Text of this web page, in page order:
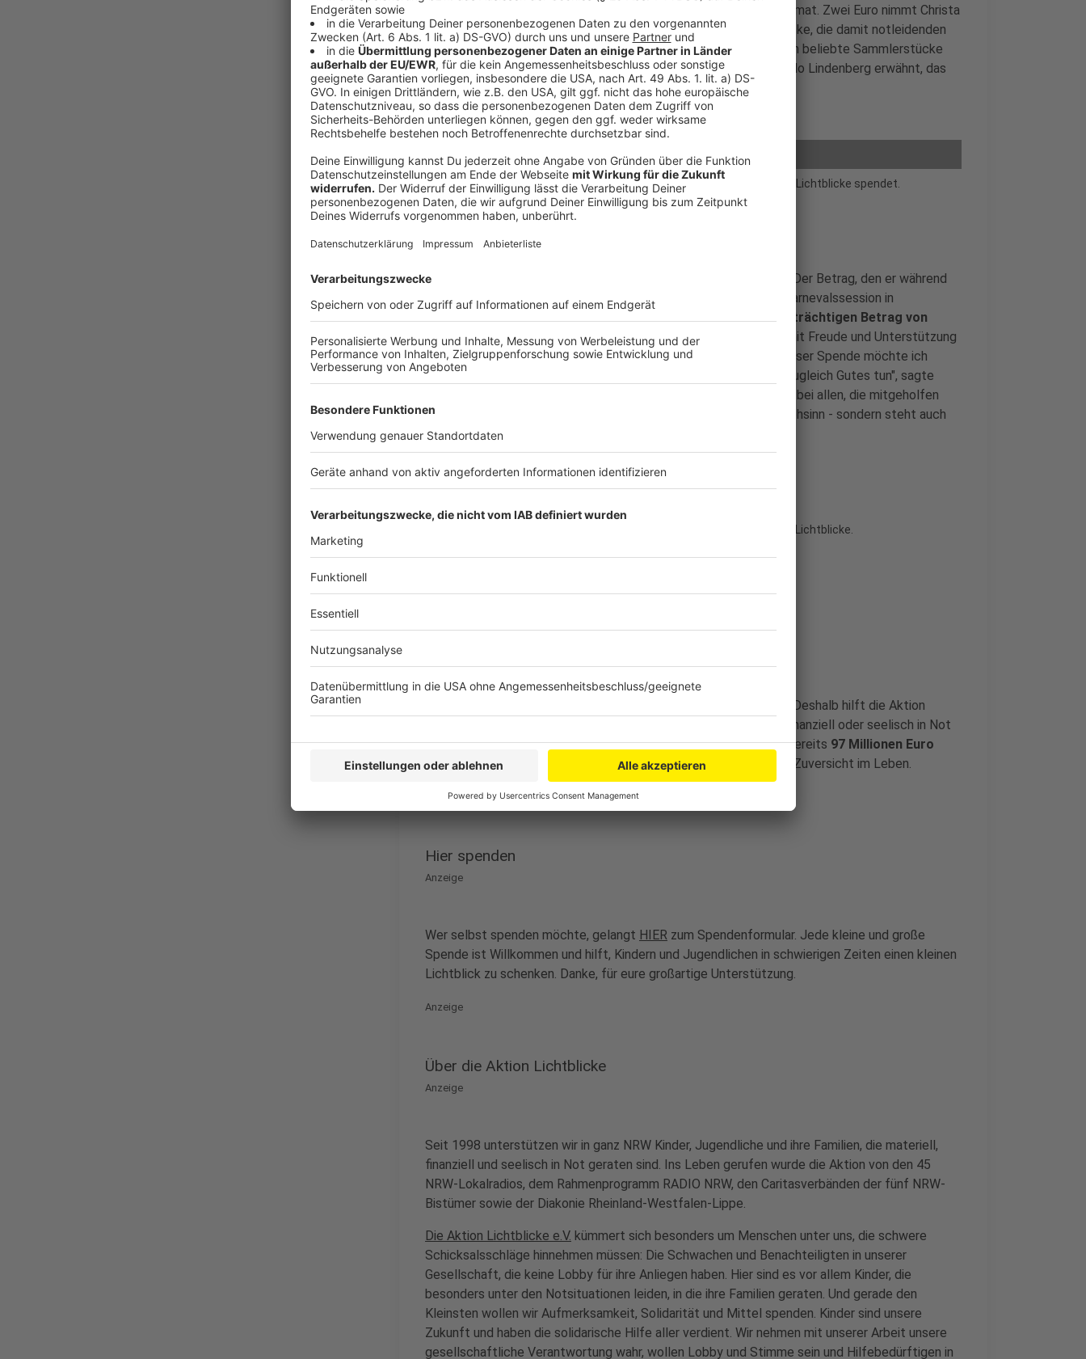
Bündchen ein Anhänger - fertig ist die "Udo-Socke" im Miniaturformat. Zwei Euro nimmt Christa
dafür. Die Einnahmen spendet sie komplett an die Aktion Lichtblicke, die damit notleidenden
Familien in NRW hilft. Die grünen"Udo-Söckchen"sind inzwischen beliebte Sammlerstücke
bei Lindenberg-Fans geworden und sie sind sogar im Buch über Udo Lindenberg erwähnt, das
sein Freund und stiller Kumpan Hanspeter Dickel geschrieben hat.
Anzeige
© Radio WMW
So sehen die Udo-Socken von Christa Siffel aus, die immer für Aktion Lichtblicke spendet.
Anzeige
Knapp 2.000 Euro für die Aktion Lichtblicke von Prinz Thorsten I. Der Betrag, den er während
seiner Tour durch die Säle und zahlreichen Veranstaltungen der Karnevalssession in
Gelsenkirchen sammelte, rundete er persönlich auf einensymbolträchtigen Betrag von
1.904 Euroauf (Gründungsjahr des FC Schalke 04) und bringt damit Freude und Unterstützung
für Kinder und Jugendliche in Not in Nordrhein-Westfalen. "Mit dieser Spende möchte ich
meiner Liebe zum närrischen Brauchtum Ausdruck verleihen und zugleich Gutes tun", sagte
Thorsten I. bei der Übergabe. Der Ex-Prinz bedankte sich herzlich bei allen, die mitgeholfen
haben, diesen Betrag zu erreichen. Karneval sorgt nicht nur für Frohsinn - sondern steht auch
für den guten Zweck.
Anzeige
Prinz Thorsten I. aus Gelsenkirchen übergibt 1.904 Euro an die Aktion Lichtblicke.
Die Fälle
Kindernot wirft einen dunklen Schatten auf unsere Gesellschaft: Deshalb hilft die Aktion
Lichtblicke in Kindern und Familien bei uns in NRW, die materiell, finanziell oder seelisch in Not
geraten sind. Dank der vielen Spenden konnten in nun 26 Jahren bereits 97 Millionen Euro
gesammelt werden - ein großartiger Beitrag für mehr Freude und Zuversicht im Leben.
Anzeige
Hier spenden
Anzeige
Wer selbst spenden möchte, gelangt HIER zum Spendenformular. Jede kleine und große
Spende ist Willkommen und hilft, Kindern und Jugendlichen in schwierigen Zeiten einen kleinen
Lichtblick zu schenken. Danke, für eure großartige Unterstützung.
Anzeige
Über die Aktion Lichtblicke
Anzeige
Seit 1998 unterstützen wir in ganz NRW Kinder, Jugendliche und ihre Familien, die materiell,
finanziell und seelisch in Not geraten sind. Ins Leben gerufen wurde die Aktion von den 45
NRW-Lokalradios, dem Rahmenprogramm RADIO NRW, den Caritasverbänden der fünf NRW-
Bistümer sowie der Diakonie Rheinland-Westfalen-Lippe.
Die Aktion Lichtblicke e.V. kümmert sich besonders um Menschen unter uns, die schwere
Schicksalsschläge hinnehmen müssen: Die Schwachen und Benachteiligten in unserer
Gesellschaft, die keine Lobby für ihre Anliegen haben. Hier sind es vor allem Kinder, die
besonders unter den Notsituationen leiden, in die ihre Familien geraten. Und gerade den
Kleinsten wollen wir Aufmerksamkeit, Solidarität und Mittel spenden. Kinder sind unsere
Zukunft und haben die solidarische Hilfe aller verdient. Wir nehmen mit unserer Arbeit unsere
gesellschaftliche Verantwortung wahr, wollen Lobby und Stimme sein und Hilfebedürftigen in